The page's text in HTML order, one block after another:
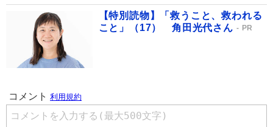
【特別読物】「救うこと、救われる
こと」（17） 角田光代さん
PR